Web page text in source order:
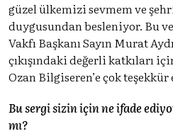
güzel ülkemizi sevmem ve
duygusundan besleniyor. Bu
Vakfı Başkanı Sayın Murat
çıkışındaki değerli katkıları
Ozan Bilgiseren’e çok
Bu sergi sizin için ne ifade
mı?